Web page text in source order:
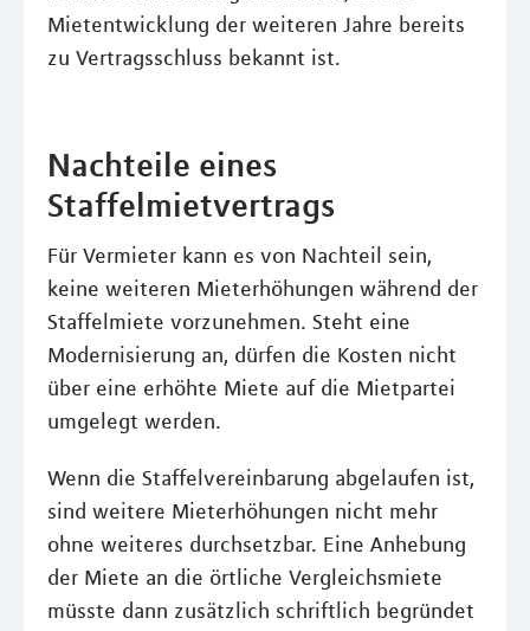
Mietentwicklung der weiteren Jahre bereits
zu Vertragsschluss bekannt ist.
Nachteile eines
Staffelmietvertrags
Für Vermieter kann es von Nachteil sein,
keine weiteren Mieterhöhungen während der
Staffelmiete vorzunehmen. Steht eine
Modernisierung an, dürfen die Kosten nicht
über eine erhöhte Miete auf die Mietpartei
umgelegt werden.
Wenn die Staffelvereinbarung abgelaufen ist,
sind weitere Mieterhöhungen nicht mehr
ohne weiteres durchsetzbar. Eine Anhebung
der Miete an die örtliche Vergleichsmiete
müsste dann zusätzlich schriftlich begründet